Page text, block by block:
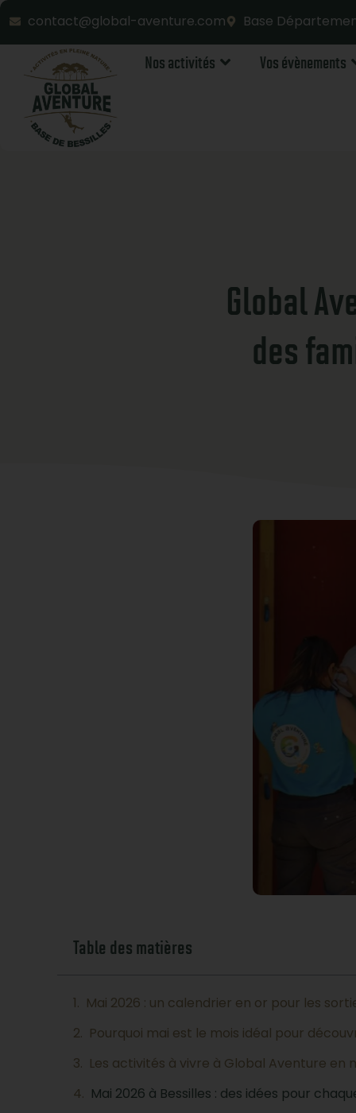
contact@global-aventure.com Base
Nos activités Vos évènements
Global
des
Table des matières
Mai 2026 : un calendrier en or pour les
Pourquoi mai est le mois idéal pour
Les activités à vivre à Global Aventure en
Mai 2026 à Bessilles : des idées pour